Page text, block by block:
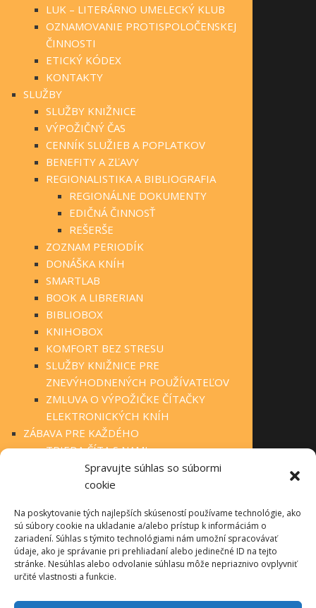
Spravujte súhlas so súbormi
cookie
Na poskytovanie tých najlepších skúseností používame technológie, ako
sú súbory cookie na ukladanie a/alebo prístup k informáciám o
zariadení. Súhlas s týmito technológiami nám umožní spracovávať
údaje, ako je správanie pri prehliadaní alebo jedinečné ID na tejto
stránke. Nesúhlas alebo odvolanie súhlasu môže nepriaznivo ovplyvniť
určité vlastnosti a funkcie.
LUK – LITERÁRNO UMELECKÝ KLUB
OZNAMOVANIE PROTISPOLOČENSKEJ
ČINNOSTI
ETICKÝ KÓDEX
KONTAKTY
SLUŽBY
SLUŽBY KNIŽNICE
VÝPOŽIČNÝ ČAS
CENNÍK SLUŽIEB A POPLATKOV
BENEFITY A ZĽAVY
REGIONALISTIKA A BIBLIOGRAFIA
REGIONÁLNE DOKUMENTY
EDIČNÁ ČINNOSŤ
REŠERŠE
ZOZNAM PERIODÍK
DONÁŠKA KNÍH
SMARTLAB
BOOK A LIBRERIAN
BIBLIOBOX
KNIHOBOX
KOMFORT BEZ STRESU
SLUŽBY KNIŽNICE PRE
ZNEVÝHODNENÝCH POUŽÍVATEĽOV
ZMLUVA O VÝPOŽIČKE ČÍTAČKY
ELEKTRONICKÝCH KNÍH
ZÁBAVA PRE KAŽDÉHO
TRIEDA ČÍTA S NAMI
KLUBOVÁ ČINNOSŤ
STÁLA PONUKA
OBECNÉ KNIŽNICE
MANIFEST O VEREJNÝCH KNIŽNICIACH
TLAČIVÁ PRE ČINNOSŤ KNIŽNÍC
INFOLIB
PRÍRODA NEPOZNÁ HRANICE